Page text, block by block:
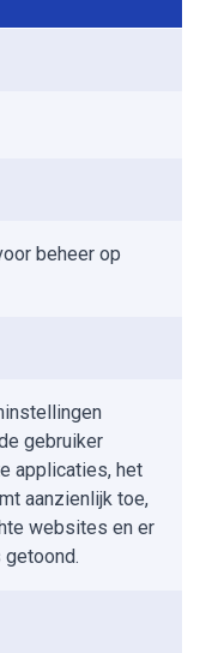
beheer op
gebruiker
applicaties, het
aanzienlijk toe,
websites en er